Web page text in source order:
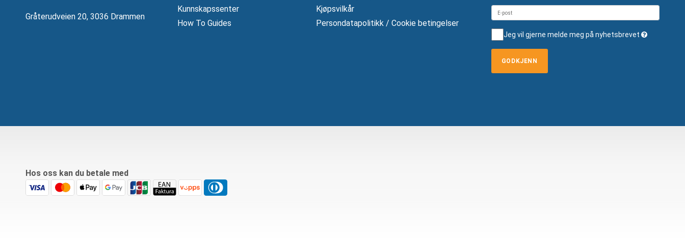
Gråterudveien 20, 3036 Drammen
Kunnskapssenter
How To Guides
Kjøpsvilkår
Persondatapolitikk / Cookie betingelser
Jeg vil gjerne melde meg på nyhetsbrevet
GODKJENN
Hos oss kan du betale med